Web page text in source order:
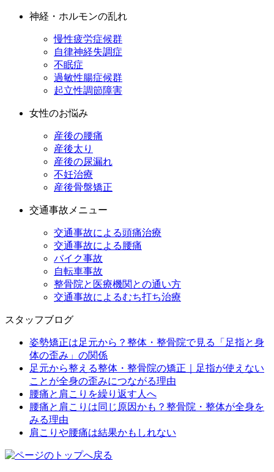
神経・ホルモンの乱れ
慢性疲労症候群
自律神経失調症
不眠症
過敏性腸症候群
起立性調節障害
女性のお悩み
産後の腰痛
産後太り
産後の尿漏れ
不妊治療
産後骨盤矯正
交通事故メニュー
交通事故による頭痛治療
交通事故による腰痛
バイク事故
自転車事故
整骨院と医療機関との通い方
交通事故によるむち打ち治療
スタッフブログ
姿勢矯正は足元から？整体・整骨院で見る「足指と身
体の歪み」の関係
足元から整える整体・整骨院の矯正｜足指が使えない
ことが全身の歪みにつながる理由
腰痛と肩こりを繰り返す人へ
腰痛と肩こりは同じ原因かも？整骨院・整体が全身を
みる理由
肩こりや腰痛は結果かもしれない